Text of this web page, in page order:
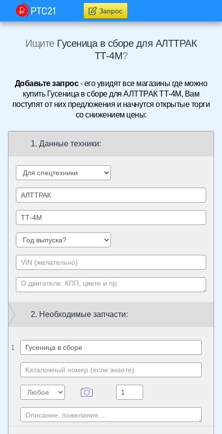
Запрос
Ищите Гусеница в сборе для АЛТТРАК
ТТ-4М?
Добавьте запрос- его увидят все магазины где можно
купить Гусеница в сборе для АЛТТРАК ТТ-4М, Вам
поступят от них предложения и начнутся открытые торги
со снижением цены:
1. Данные техники:
2. Необходимые запчасти:
1